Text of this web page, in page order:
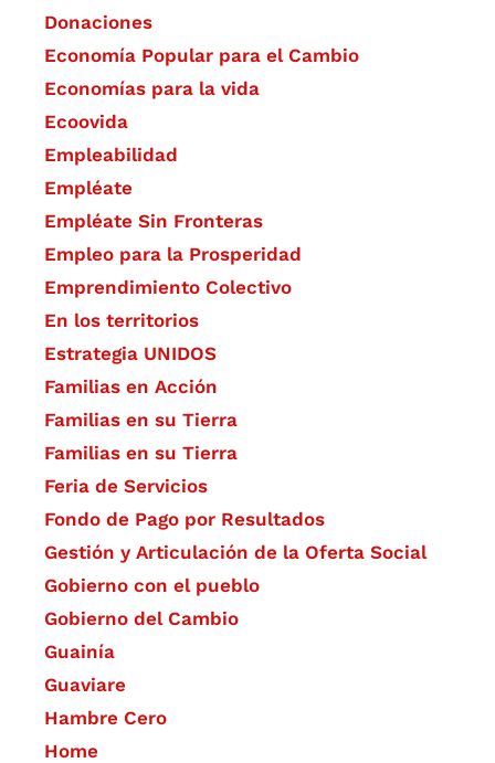
Donaciones
Economía Popular para el Cambio
Economías para la vida
Ecoovida
Empleabilidad
Empléate
Empléate Sin Fronteras
Empleo para la Prosperidad
Emprendimiento Colectivo
En los territorios
Estrategia UNIDOS
Familias en Acción
Familias en su Tierra
Familias en su Tierra
Feria de Servicios
Fondo de Pago por Resultados
Gestión y Articulación de la Oferta Social
Gobierno con el pueblo
Gobierno del Cambio
Guainía
Guaviare
Hambre Cero
Home